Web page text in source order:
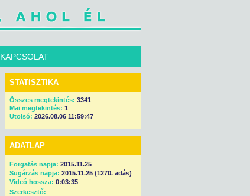
KAPCSOLAT
STATISZTIKA
Összes megtekintés: 3341
Mai megtekintés: 1
Utolsó: 2026.08.06 11:59:47
ADATLAP
Forgatás napja: 2015.11.25
Sugárzás napja: 2015.11.25 (1270. adás)
Videó hossza: 0:03:35
Szerkesztő: